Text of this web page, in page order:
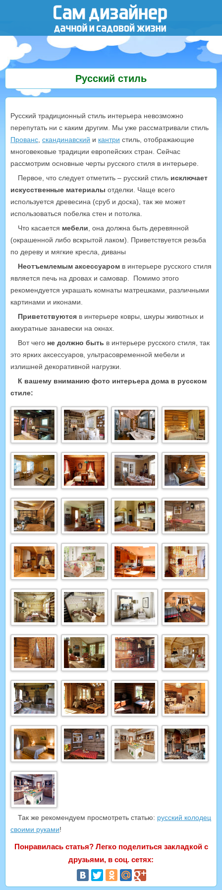
Русский стиль
Русский традиционный стиль интерьера невозможно
перепутать ни с каким другим. Мы уже рассматривали стиль
Прованс скандинавский и кантри стиль, отображающие
многовековые традиции европейских стран. Сейчас
рассмотрим основные черты русского стиля в интерьере.
Первое, что следует отметить – русский стиль исключает
искусственные материалы отделки. Чаще всего
используется древесина (сруб и доска), так же может
использоваться побелка стен и потолка.
Что касается мебели , она должна быть деревянной
(окрашенной либо вскрытой лаком). Приветствуется резьба
по дереву и мягкие кресла, диваны
Неотъемлемым аксессуаром в интерьере русского стиля
является печь на дровах и самовар. Помимо этого
рекомендуется украшать комнаты матрешками, различными
картинами и иконами.
Приветствуются в интерьере ковры, шкуры животных и
аккуратные занавески на окнах.
Вот чего не должно быть в интерьере русского стиля, так
это ярких аксессуаров, ультрасовременной мебели и
излишней декоративной нагрузки.
К вашему вниманию фото интерьера дома в русском
стиле:
Так же рекомендуем просмотреть статью: русский колодец
своими руками!
Понравилась статья? Легко поделиться закладкой с
друзьями, в соц. сетях: